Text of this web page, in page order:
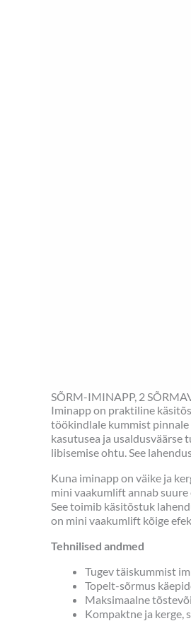
SÕRM-IMINAPP, 2
Iminapp on praktiline
töökindlale kummist pinnale
kasutusea ja usaldusväärse
libisemise ohtu. See
Kuna iminapp on väike ja
mini vaakumlift annab
See toimib käsitõstuk
on mini vaakumlift kõige
Tehnilised andmed
Tugev täiskummist
Topelt-sõrmus
Maksimaalne
Kompaktne ja kerge,